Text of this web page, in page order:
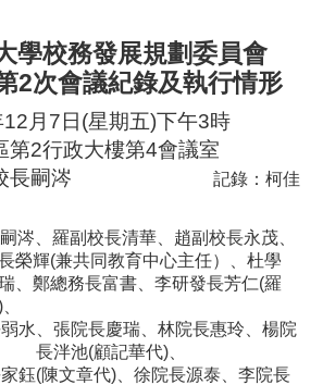
學校務發展規劃委員會
2次會議紀錄及執行情形
12 月 7 日 (星期五)下午3時
第2行政大樓第4會議室
長嗣涔 記錄：柯佳
涔、 羅副校長清華、趙副校長永茂、
榮輝(兼共同教育中心主任）、杜學
、鄭總務長富書、李研發長芳仁(羅
水、張院長慶瑞 、林院長惠玲 、楊院
長泮池(顧記華代)
鈺(陳文章代) 、徐院長源泰、李院長